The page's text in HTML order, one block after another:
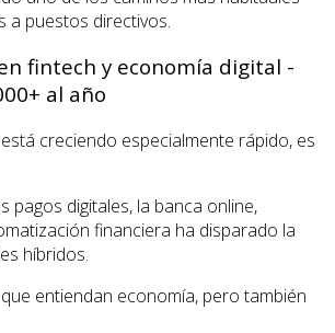
a puestos directivos.
fintech y economía digital -
al año
creciendo especialmente rápido, es
pagos digitales, la banca online,
financiera ha disparado la
híbridos.
entiendan economía, pero también